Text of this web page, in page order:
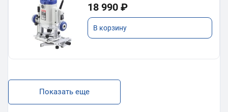
18 990 ₽
В корзину
Показать еще